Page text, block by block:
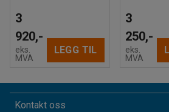
3
920,-
eks.
MVA
LEGG TIL
3
250,-
eks.
MVA
Kontakt oss